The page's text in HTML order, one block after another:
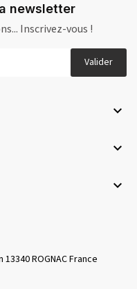
newsletter
Inscrivez-vous !
Valider



13340 ROGNAC France